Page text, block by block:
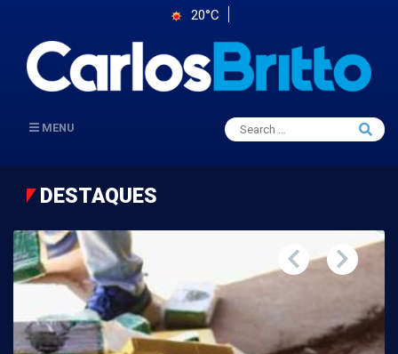
20°C
MENU
Search
for:
Search
DESTAQUES